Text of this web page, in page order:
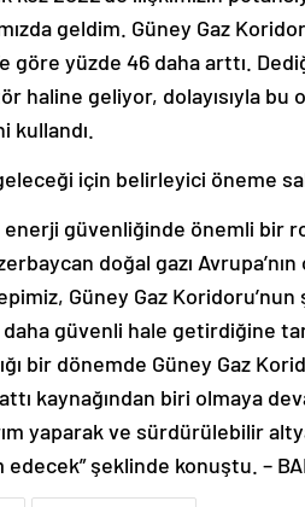
geldim. Güney Gaz
göre yüzde 46 daha arttı.
haline geliyor, dolayısıyla
kullandı.
için belirleyici öneme
enerji güvenliğinde önemli bir
doğal gazı
Güney Gaz Koridoru’nun
güvenli hale getirdiğine
bir dönemde Güney Gaz
kaynağından biri olmaya
yaparak ve sürdürülebilir
şeklinde konuştu. –